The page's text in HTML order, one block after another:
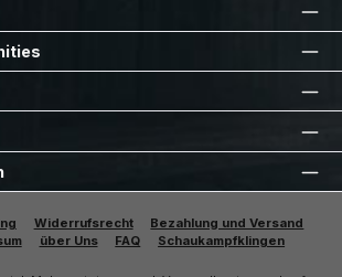
Widerrufsrecht
Bezahlung und Versand
über Uns FAQ Schaukampfklingen